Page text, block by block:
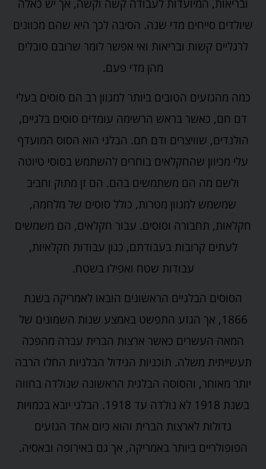
ובריאות, המיועדות לעבודה קשה וקשה, אך יש כאלה
שיולדים סייחים מדי שנה. הסיבה לכך היא שהם מכוונים
לרגליים קשות ובריאות ואי אפשר לומר שרובם סובלים
מהן מדי פעם.
כמה מהגזעים הטובים ביותר למגוון רב הם סוסים בעלי
דם חם, כאשר בראש הרשימה עומדים סוסים בלגיים,
הולנדים, שוויצרים ודם חם. הבלגי הוא הסוס המועדף
עלי מכיוון שהחקלאים בוחרים להשתמש בסוסי טיוטה
ולשם מה הם משתמשים בהם. הם זן מתוק וחביב
שמשמש למגוון מטרות, כולל סוסים של מלחמה,
חקלאות, תחבורה וסוסים. עבור חקלאים, הם משמשים
לעתים קרובות בעבודתם, כגון עבודות חקלאיות,
עבודות שטח ואפילו בשטח.
הסוסים הבלגיים הראשונים הובאו לאמריקה בשנת
1866, אך הגזע התפשט באמצע שנות השמונים של
המאה העשרים כאשר ארצות הברית עברה מהפכה
תעשייתית משלה. תוכניות הגידול הבלגיות החלו הרבה
יותר מאוחר, והסוסה הבלגית הראשונה שנולדה בחווה
בשנת 1918 לא נולדה עד 1918. הבלגי יובא בכמויות
גדולות לארצות הברית והוא כיום אחד הגזעים
הפופולריים ביותר באמריקה, אך גם באירופה ובאסיה.